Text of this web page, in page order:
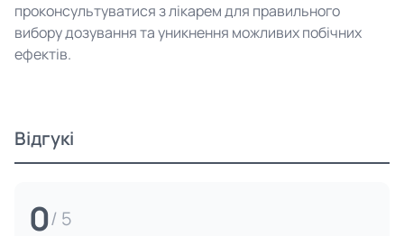
проконсультуватися з лікарем для правильного
вибору дозування та уникнення можливих побічних
ефектів.
Відгукі
0/ 5